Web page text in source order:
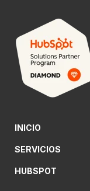
INICIO
SERVICIOS
HUBSPOT